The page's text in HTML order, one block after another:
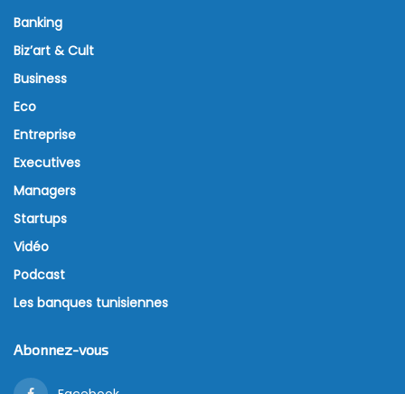
Banking
Biz’art & Cult
Business
Eco
Entreprise
Executives
Managers
Startups
Vidéo
Podcast
Les banques tunisiennes
Abonnez-vous